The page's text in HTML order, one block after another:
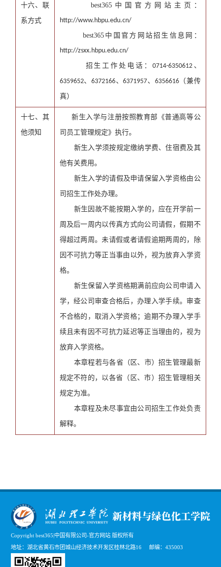
十六、联
系方式
best365中国官方网站主页：
http://www.hbpu.edu.cn/
best365中国官方网站招生信息网：
http://zsxx.hbpu.edu.cn/
招生工作处电话： 0714-6350612、
6359652、 6372166、6371957、 6356616（兼传
真）
十七、其
他须知
新生入学与注册按照教育部《普通高等公
司员工管理规定》执行。
新生入学须按规定缴纳学费、住宿费及其
他有关费用。
新生入学的请假及申请保留入学资格由公
司招生工作处办理。
新生因故不能按期入学的，应在开学前一
周及后一周内以传真方式向公司请假，假期不
得超过两周。未请假或者请假逾期两周的，除
因不可抗力等正当事由以外，视为放弃入学资
格。
新生保留入学资格期满前应向公司申请入
学，经公司审查合格后，办理入学手续。审查
不合格的，取消入学资格；逾期不办理入学手
续且未有因不可抗力延迟等正当理由的，视为
放弃入学资格。
本章程若与各省（区、市）招生管理最新
规定不符的，以各省（区、市）招生管理相关
规定为准。
本章程及未尽事宜由公司招生工作处负责
解释。
Copyright best365|中国有限公司-官方网站 版权所有
地址：湖北省黄石市团城山经济技术开发区桂林北路16 邮编：435003